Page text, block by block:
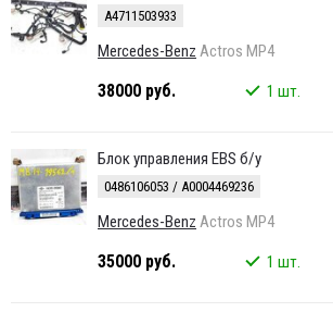
A4711503933
Mercedes-Benz Actros MP4
38000 руб. 1 шт.
Блок управления EBS б/у
0486106053 / A0004469236
Mercedes-Benz Actros MP4
35000 руб. 1 шт.